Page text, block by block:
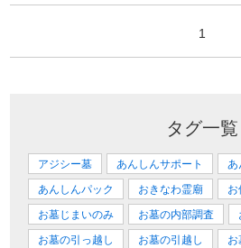
1
タグ一覧
アジシー墓 あんしんサポート
あ
あんしんパック
おきなわ霊廟 お
お墓じまいのみ
お墓の内部調査
お墓の引っ越し
お墓の引越し お